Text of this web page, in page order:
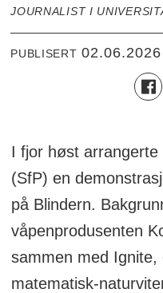
JOURNALIST I
PUBLISERT
I fjor høst
(SfP) en
på Blindern.
våpenprodusenten
sammen med
matematisk-